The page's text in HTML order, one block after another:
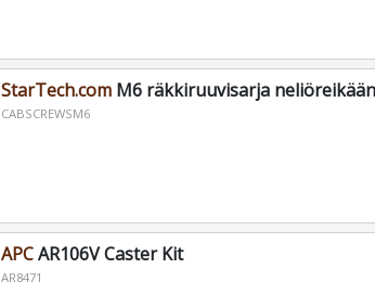
StarTech.comM6 räkkiruuvisarja
CABSCREWSM6
APCAR106V Caster Kit
AR8471